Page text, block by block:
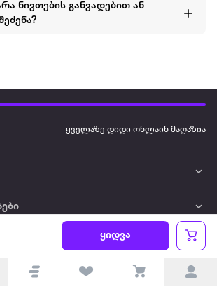
ყიდვა
ნივთების განვადებით ან
ყველაზე დიდი ონლაინ მაღაზია